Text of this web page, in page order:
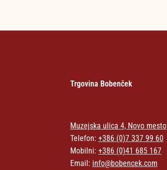
Trgovina Bobenček
Muzejska ulica 4, Novo mesto
Telefon:+386 (0)7 337 99 60
Mobilni:+386 (0)41 685 167
Email: info@bobencek.com